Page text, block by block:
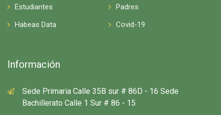
Estudiantes
Padres
Habeas Data
Covid-19
Información
Sede Primaria Calle 35B sur # 86D - 16 Sede
Bachillerato Calle 1 Sur # 86 - 15